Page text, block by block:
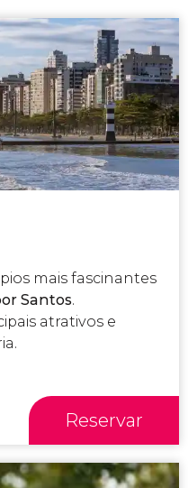
mais fascinantes
Santos.
atrativos e
Reservar